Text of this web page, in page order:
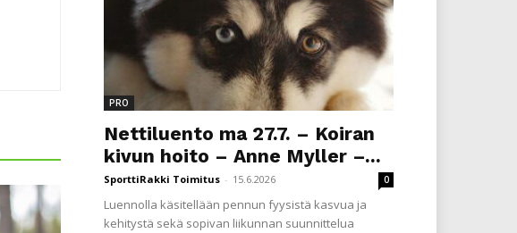
PRO
Nettiluento ma 27.7. – Koiran
kivun hoito – Anne Myller –...
SporttiRakki Toimitus - 15.6.2026 0
Luennolla käsitellään pennun fyysistä kasvua ja
kehitystä sekä sopivan liikunnan suunnittelua